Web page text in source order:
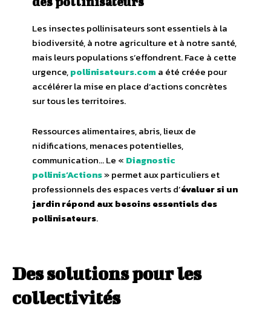
Les insectes pollinisateurs sont essentiels à la
biodiversité, à notre agriculture et à notre santé,
mais leurs populations s’effondrent. Face à cette
urgence,pollinisateurs.coma été créée pour
accélérer la mise en place d’actions concrètes
sur tous les territoires.
Ressources alimentaires, abris, lieux de
nidifications, menaces potentielles,
communication… Le « Diagnostic
pollinis’Actions» permet aux particuliers et
professionnels des espaces verts d’évaluer si un
jardin répond aux besoins essentiels des
pollinisateurs.
Des solutions pour les
collectivités